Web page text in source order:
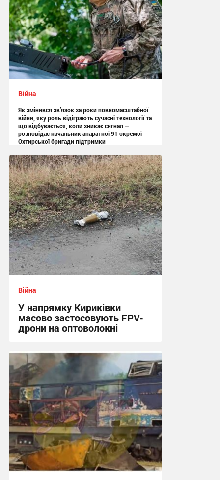
Війна
Як змінився зв’язок за роки повномасштабної
війни, яку роль відіграють сучасні технології та
що відбувається, коли зникає сигнал —
розповідає начальник апаратної 91 окремої
Охтирської бригади підтримки
13:05 сьогодні
Війна
У напрямку Кириківки
масово застосовують FPV-
дрони на оптоволокні
12:59 сьогодні